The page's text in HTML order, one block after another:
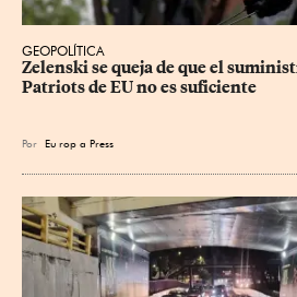
GEOPOLÍTICA
Zelenski se queja de que el
Patriots de EU no es suficiente
Por Eu rop a Press